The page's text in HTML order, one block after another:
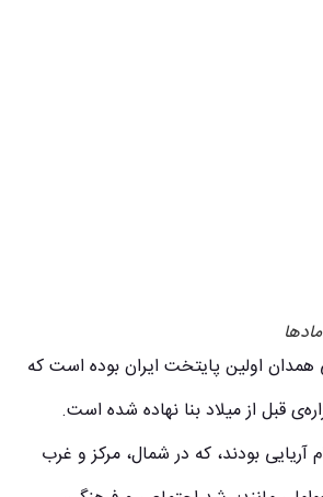
همدان اولین پایتخت ایران بوده است که
قبل از میلاد بنا نهاده شده است.
آریایی بودند، که در شمال، مرکز و غرب